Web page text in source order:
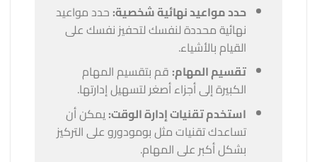
حدد مواعيد نهائية شخصية: حدد مواعيد
نهائية محددة لنفسك لتحفيز نفسك على
القيام بالأشياء.
تقسيم المهام: قم بتقسيم المهام
الكبيرة إلى أجزاء أصغر لتسهيل إدارتها.
استخدم تقنيات إدارة الوقت:يمكن أن
تساعدك تقنيات مثل بومودورو على التركيز
بشكل أكبر على المهام.